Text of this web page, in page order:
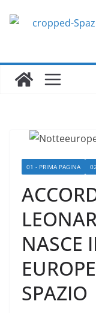
01 - PRIMA PAGINA
NASCE
SPAZIO